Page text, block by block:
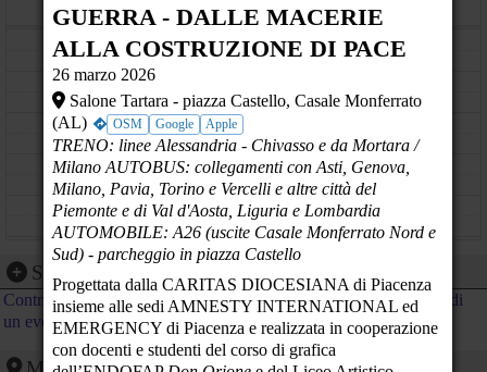
08
09
10
11
12
13
14
15
Segnalazione evento
Contribuisci al calendario di PeaceLink inviando la segnalazione di
un evento
GUERRA - DALLE MACERIE
ALLA COSTRUZIONE DI PACE
26 marzo 2026
Salone Tartara - piazza Castello, Casale Monferrato
(AL)
OSM Google Apple
TRENO: linee Alessandria - Chivasso e da Mortara /
Milano AUTOBUS: collegamenti con Asti, Genova,
Milano, Pavia, Torino e Vercelli e altre città del
Piemonte e di Val d'Aosta, Liguria e Lombardia
AUTOMOBILE: A26 (uscite Casale Monferrato Nord e
Sud) - parcheggio in piazza Castello
Progettata dalla CARITAS DIOCESIANA di Piacenza
insieme alle sedi AMNESTY INTERNATIONAL ed
EMERGENCY di Piacenza e realizzata in cooperazione
con docenti e studenti del corso di grafica